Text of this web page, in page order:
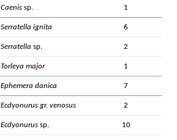
Caenis sp. 1
Serratella ignita 6
Serratella sp. 2
Torleya major 1
Ephemera danica 7
Ecdyonurus gr. venosus 2
Ecdyonurus sp. 10